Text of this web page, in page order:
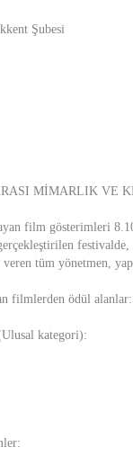
Şubesi
MİMARLIK VE
film gösterimleri
veren tüm yönetmen,
filmlerden ödül alanlar:
kategori):